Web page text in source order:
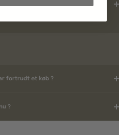
fortrudt et køb ?
?